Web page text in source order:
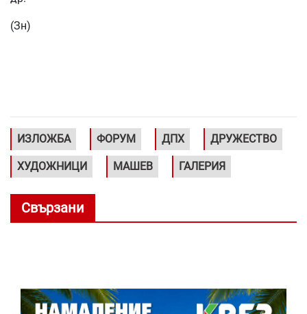
(Зн)
ИЗЛОЖБА ФОРУМ ДПХ ДРУЖЕСТВО
ХУДОЖНИЦИ МАШЕВ ГАЛЕРИЯ
Свързани